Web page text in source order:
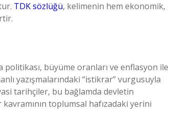
TDK sözlüğü, kelimenin hem ekonomik,
büyüme oranları ve enflasyon ile
yazışmalarındaki “istikrar” vurgusuyla
tarihçiler, bu bağlamda devletin
toplumsal hafızadaki yerini